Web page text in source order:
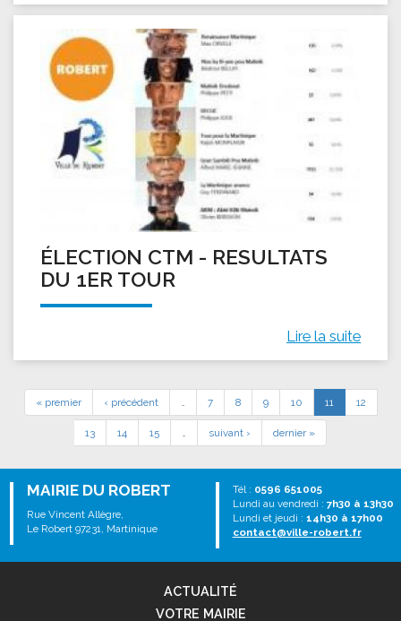
ÉLECTION CTM - RESULTATS
DU 1ER TOUR
Lire la suite
« premier ‹ précédent … 7 8 9 10 11 12
13 14 15 … suivant › dernier »
MAIRIE DU ROBERT
Rue Vincent Allègre,
Le Robert 97231, Martinique
Tél : 0596 651005
Lundi au vendredi : 7h30 à 13h30
Lundi et jeudi : 14h30 à 17h00
contact@ville-robert.fr
ACTUALITÉ
VOTRE MAIRIE